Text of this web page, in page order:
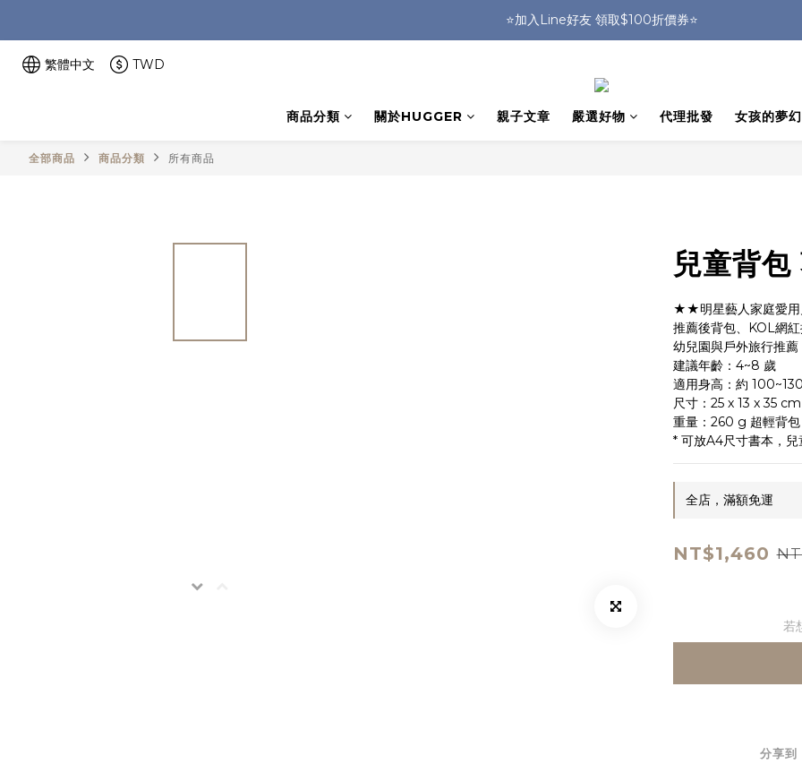
🎒HUGGER實體門市~實背才知道🎒
⭐️加入Line好友 領取$100折價券⭐️
繁體中文 TWD
商品分類 關於HUGGER 親子文章 嚴選好物 代理批發 女孩的夢
全部商品 商品分類 所有商品
兒童背
★★明星藝人家庭愛
推薦後背包、KOL網
幼兒園與戶外旅行推薦
建議年齡：4~8 歲
適用身高：約
尺寸：25 x 13 x 35
重量：260 g 超輕背包
* 可放A4尺寸書本，兒
全店，滿額免運
NT$1,460
若
分享到